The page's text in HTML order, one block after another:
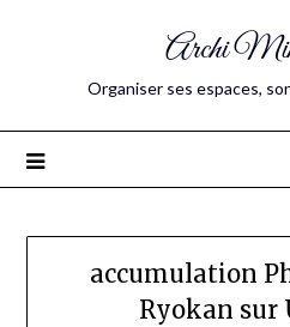
Archi
Organiser ses espaces,
accumulation
Ryokan sur